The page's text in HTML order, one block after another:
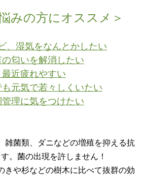
みの方にオススメ＞
、湿気をなんとかしたい
の匂いを解消したい
最近疲れやすい
も元気で若々しくいたい
管理に気をつけたい
雑菌類、ダニなどの増殖を抑える抗
。菌の出現を許しません！
きや杉などの樹木に比べて抜群の効